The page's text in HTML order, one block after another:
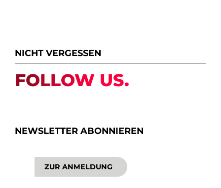
NICHT VERGESSEN
FOLLOW US.
NEWSLETTER ABONNIEREN
ZUR ANMELDUNG